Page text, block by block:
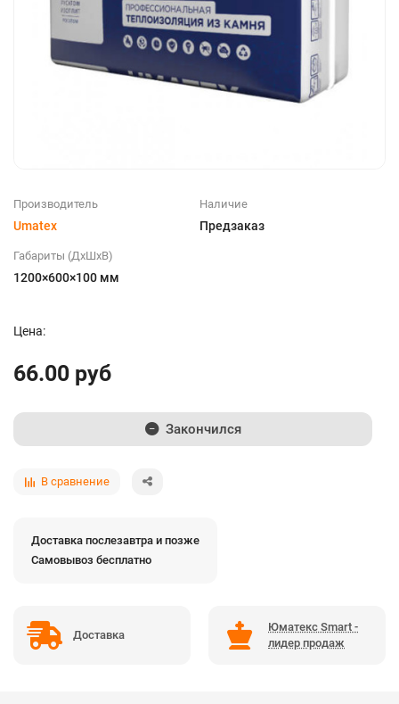
Производитель
Umatex
Наличие
Предзаказ
Габариты (ДхШхВ)
1200×600×100 мм
Цена:
66.00 руб
Закончился
В сравнение
Доставка послезавтра и позже
Самовывоз бесплатно
Доставка
Юматекс Smart -
лидер продаж